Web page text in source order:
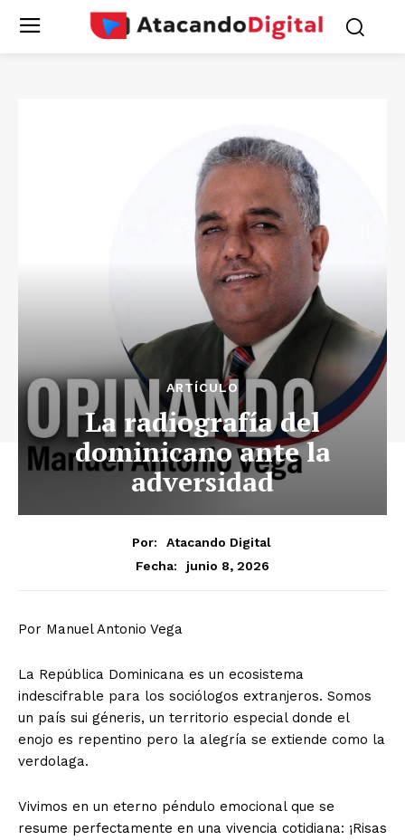
ARTÍCULO
La radiografía del
dominicano ante la
adversidad
Por:
Atacando Digital
Fecha:
junio 8, 2026
Por Manuel Antonio Vega
​La República Dominicana es un ecosistema
indescifrable para los sociólogos extranjeros. Somos
un país sui géneris, un territorio especial donde el
enojo es repentino pero la alegría se extiende como la
verdolaga.
Vivimos en un eterno péndulo emocional que se
resume perfectamente en una vivencia cotidiana: ¡Risas